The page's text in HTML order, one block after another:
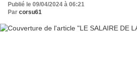
Publié le 09/04/2024 à 06:21
Par corsu61